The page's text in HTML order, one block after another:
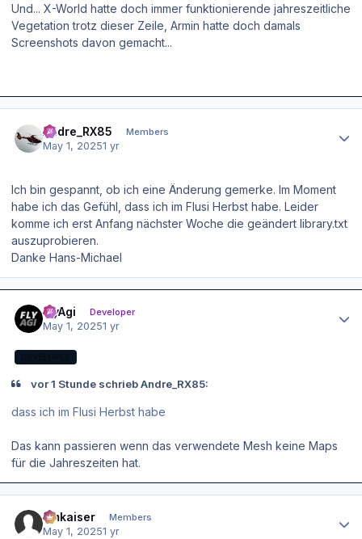
Und... X-World hatte doch immer funktionierende jahreszeitliche
Vegetation trotz dieser Zeile, Armin hatte doch damals
Screenshots davon gemacht...
Andre_RX85 Members
May 1, 20251 yr
Ich bin gespannt, ob ich eine Änderung gemerke. Im Moment
habe ich das Gefühl, dass ich im Flusi Herbst habe. Leider
komme ich erst Anfang nächster Woche die geändert library.txt
auszuprobieren.
Danke Hans-Michael
FlyAgi Developer
May 1, 20251 yr
vor 1 Stunde schrieb Andre_RX85:
dass ich im Flusi Herbst habe
Das kann passieren wenn das verwendete Mesh keine Maps
für die Jahreszeiten hat.
hmkaiser Members
May 1, 20251 yr